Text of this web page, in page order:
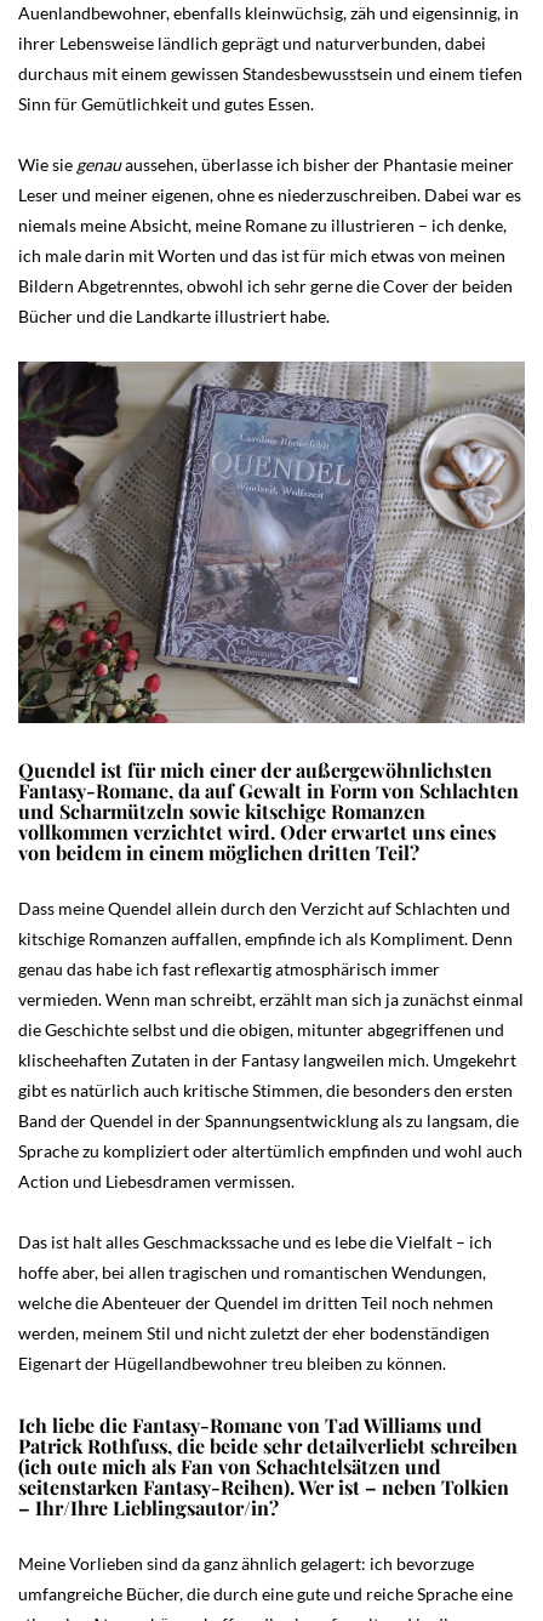
Auenlandbewohner, ebenfalls kleinwüchsig, zäh und eigensinnig, in
ihrer Lebensweise ländlich geprägt und naturverbunden, dabei
durchaus mit einem gewissen Standesbewusstsein und einem tiefen
Sinn für Gemütlichkeit und gutes Essen.
Wie sie genauaussehen, überlasse ich bisher der Phantasie meiner
Leser und meiner eigenen, ohne es niederzuschreiben. Dabei war es
niemals meine Absicht, meine Romane zu illustrieren – ich denke,
ich male darin mit Worten und das ist für mich etwas von meinen
Bildern Abgetrenntes, obwohl ich sehr gerne die Cover der beiden
Bücher und die Landkarte illustriert habe.
Quendel ist für mich einer der außergewöhnlichsten
Fantasy-Romane, da auf Gewalt in Form von Schlachten
und Scharmützeln sowie kitschige Romanzen
vollkommen verzichtet wird. Oder erwartet uns eines
von beidem in einem möglichen dritten Teil?
Dass meine Quendel allein durch den Verzicht auf Schlachten und
kitschige Romanzen auffallen, empfinde ich als Kompliment. Denn
genau das habe ich fast reflexartig atmosphärisch immer
vermieden. Wenn man schreibt, erzählt man sich ja zunächst einmal
die Geschichte selbst und die obigen, mitunter abgegriffenen und
klischeehaften Zutaten in der Fantasy langweilen mich. Umgekehrt
gibt es natürlich auch kritische Stimmen, die besonders den ersten
Band der Quendel in der Spannungsentwicklung als zu langsam, die
Sprache zu kompliziert oder altertümlich empfinden und wohl auch
Action und Liebesdramen vermissen.
Das ist halt alles Geschmackssache und es lebe die Vielfalt – ich
hoffe aber, bei allen tragischen und romantischen Wendungen,
welche die Abenteuer der Quendel im dritten Teil noch nehmen
werden, meinem Stil und nicht zuletzt der eher bodenständigen
Eigenart der Hügellandbewohner treu bleiben zu können.
Ich liebe die Fantasy-Romane von Tad Williams und
Patrick Rothfuss, die beide sehr detailverliebt schreiben
(ich oute mich als Fan von Schachtelsätzen und
seitenstarken Fantasy-Reihen). Wer ist – neben Tolkien
– Ihr/Ihre Lieblingsautor/in?
Meine Vorlieben sind da ganz ähnlich gelagert: ich bevorzuge
umfangreiche Bücher, die durch eine gute und reiche Sprache eine